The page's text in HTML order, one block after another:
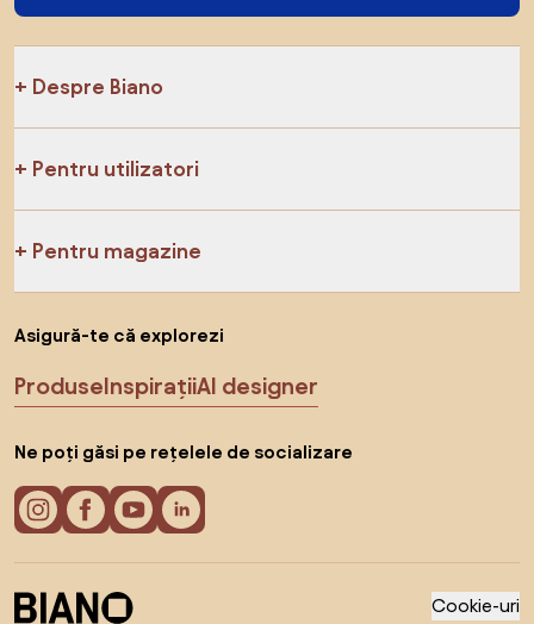
Despre Biano
Pentru utilizatori
Pentru magazine
Asigură-te că explorezi
ProduseInspirațiiAI designer
Ne poți găsi pe rețelele de socializare
Cookie-uri